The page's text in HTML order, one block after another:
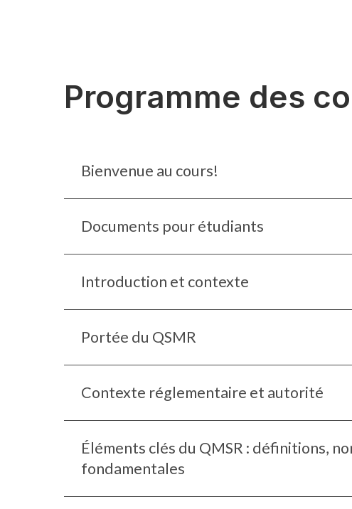
Programme des
Bienvenue au cours!
Documents pour étudiants
Introduction et contexte
Portée du QSMR
Contexte réglementaire et autorité
Éléments clés du QMSR : définitions,
fondamentales